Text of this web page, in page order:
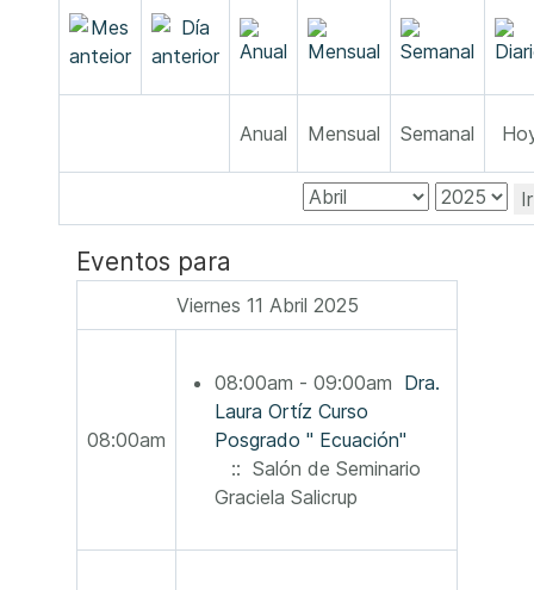
Anual Mensual Semanal
Eventos para
Viernes 11 Abril 2025
08:00am
08:00am - 09:00am Dra.
Laura Ortíz Curso
Posgrado " Ecuación"
:: Salón de Seminario
Graciela Salicrup